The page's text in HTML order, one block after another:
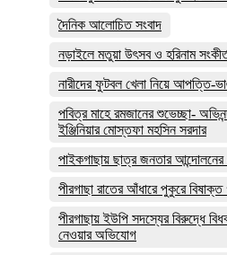
দৈনিক আলোচিত সংবাদ
নড়াইলে মতুয়া উৎসব ও হরিনাম
নারীদের ফুটবল খেলা নিয়ে আপত্তি-
পবিত্র মাহে রমজানের শুভেচ্ছা-
ইঞ্জিনিয়ার মোস্তফা মহসিন সরদার
পাইকগাছায় ছাত্র জনতার
পীরগাছা রাতের আঁধারে পুকুরে
পীরগাছায় ইউপি সদস্যের বিরুদ্ধে
নেওয়ার অভিযোগ